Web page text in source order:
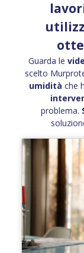
Guarda le
scelto
umidità che
problema.